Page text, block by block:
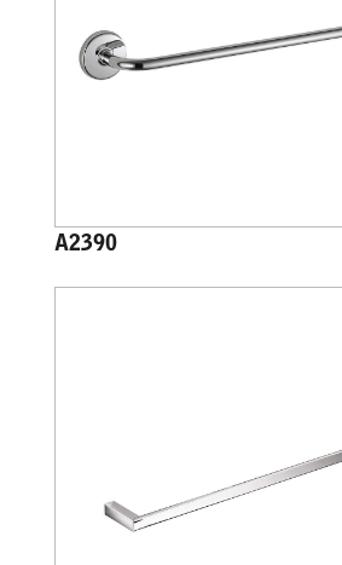
A2390